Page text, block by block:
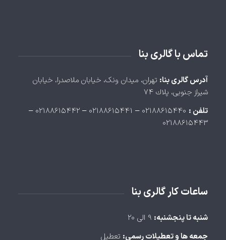
تماس با گالری بنا
آدرس گالری بنا: تهران، ميدان ونک، خيابان ملاصدرا، خيابان
شيراز جنوبی، پلاك ۷۴
تلفن :
۰۲۱۸۸۶۱۵۴۴۰ – ۰۲۱۸۸۶۱۵۴۴۱ – ۰۲۱۸۸۶۱۵۴۴۲ –
۰۲۱۸۸۶۱۵۴۴۳
ساعات کار گالری بنا
شنبه تا پنجشنبه:
جمعه ها و تعطیلات رسمی: تعطیل